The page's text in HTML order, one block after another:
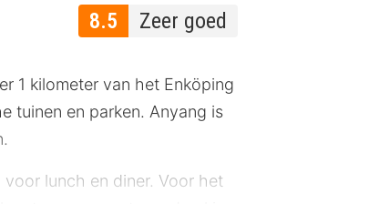
8.5 Zeer goed
1 kilometer van het Enköping
tuinen en parken. Anyang is
lunch en diner. Voor het